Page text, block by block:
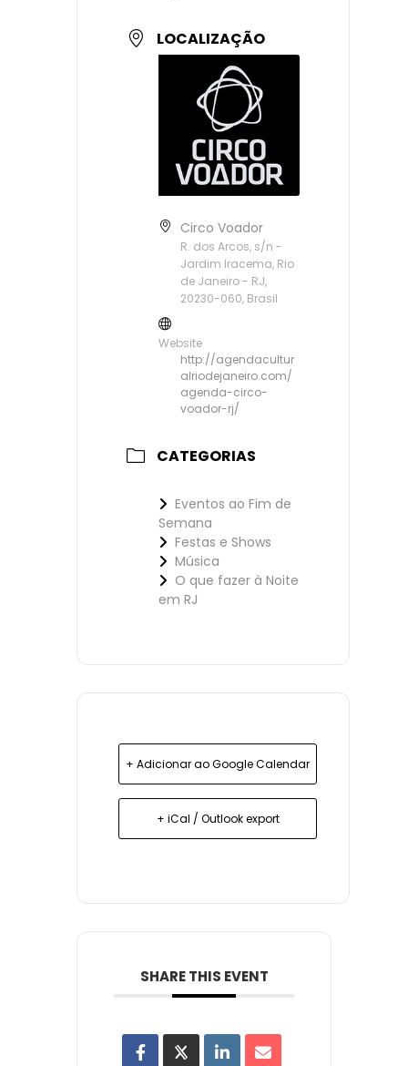
LOCALIZAÇÃO
Circo Voador
R. dos Arcos, s/n -
Jardim Iracema, Rio
de Janeiro - RJ,
20230-060, Brasil
Website
http://agendacultur
alriodejaneiro.com/
agenda-circo-
voador-rj/
CATEGORIAS
Eventos ao Fim de
Semana
Festas e Shows
Música
O que fazer à Noite
em RJ
+ Adicionar ao Google Calendar
+ iCal / Outlook export
SHARE THIS EVENT